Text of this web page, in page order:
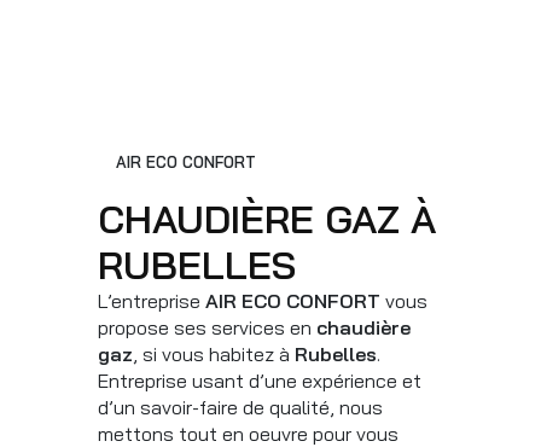
AIR ECO CONFORT
CHAUDIÈRE GAZ À
RUBELLES
L’entreprise AIR ECO CONFORT vous
propose ses services en chaudière
gaz, si vous habitez à Rubelles.
Entreprise usant d’une expérience et
d’un savoir-faire de qualité, nous
mettons tout en oeuvre pour vous